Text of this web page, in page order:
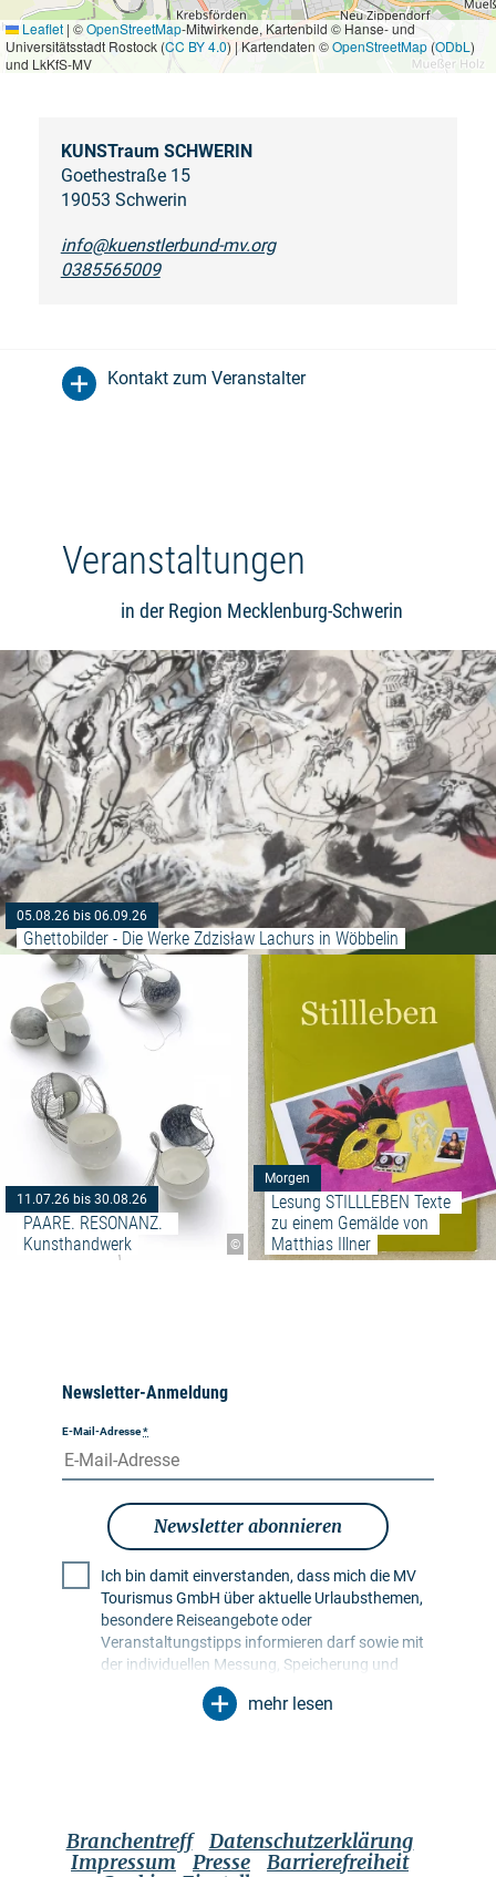
Leaflet | ©OpenStreetMap-Mitwirkende, Kartenbild © Hanse- und
Universitätsstadt Rostock (CC BY 4.0) | Kartendaten ©OpenStreetMap(ODbL )
und LkKfS-MV
KUNSTraum SCHWERIN
Goethestraße 15
19053 Schwerin
info@kuenstlerbund-mv.org
0385565009
Kontakt zum Veranstalter
Veranstaltungen
in der Region Mecklenburg-Schwerin
05.08.26 bis 06.09.26
Ghettobilder - Die Werke Zdzisław Lachurs in Wöbbelin
©
11.07.26 bis 30.08.26
PAARE. RESONANZ.
Kunsthandwerk
Weiterlesen: "PAARE.
Morgen
Lesung STILLLEBEN Texte
zu einem Gemälde von
Matthias Illner
Newsletter-Anmeldung
E-Mail-Adresse*
Newsletter abonnieren
Ich bin damit einverstanden, dass mich die MV
Tourismus GmbH über aktuelle Urlaubsthemen,
besondere Reiseangebote oder
Veranstaltungstipps informieren darf sowie mit
der individuellen Messung, Speicherung und
Auswertung von Öffnungs- und Klickraten in
Empfängerprofilen zu Zwecken der Gestaltung
widerrufen kann. Dies kann ich über einen
Abmeldelink im jeweiligen Newsletter tun oder
mehr lesen
Branchentreff
Datenschutzerklärung
Impressum
Presse
Barrierefreiheit